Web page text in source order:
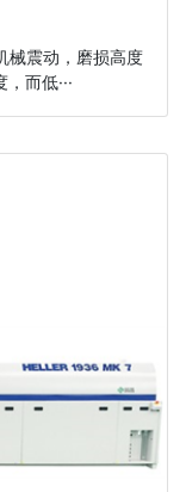
械震动，磨损高度
而低···